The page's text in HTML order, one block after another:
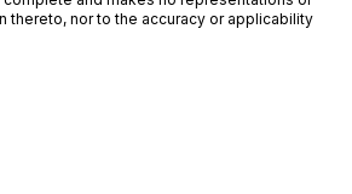
thereto, nor to the accuracy or applicability